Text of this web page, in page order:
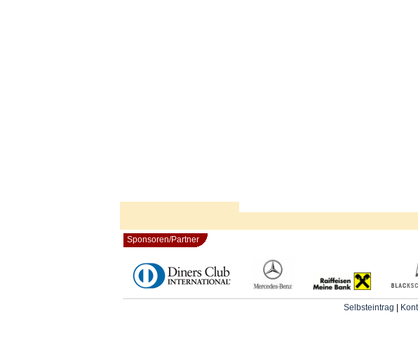
Sponsoren/Partner
Selbsteintrag